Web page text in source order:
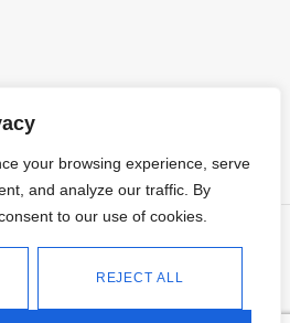
your browsing experience, serve
and analyze our traffic. By
to our use of cookies.
REJECT ALL
Política de
privacidad
Política de cookies